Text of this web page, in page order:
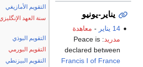
التقويم الأمازيغي
سنة العهد
التقويم البوذي
التقويم البورمي
التقويم البيزنطي
يناير-يونيو
14 يناير - معاهدة
مدريد
: Peace is
declared between
Francis I of France